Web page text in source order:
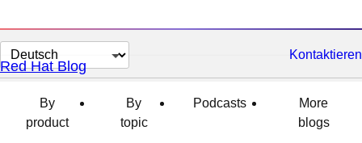
Sprache
auswählen
Kontaktieren
Red Hat Blog
By
product
By
topic
Podcasts
More
blogs